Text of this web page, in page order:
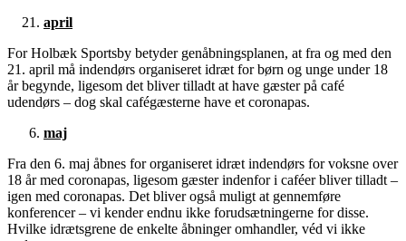
april
For Holbæk Sportsby betyder genåbningsplanen, at fra og med den
21. april må indendørs organiseret idræt for børn og unge under 18
år begynde, ligesom det bliver tilladt at have gæster på café
udendørs – dog skal cafégæsterne have et coronapas.
maj
Fra den 6. maj åbnes for organiseret idræt indendørs for voksne over
18 år med coronapas, ligesom gæster indenfor i caféer bliver tilladt –
igen med coronapas. Det bliver også muligt at gennemføre
konferencer – vi kender endnu ikke forudsætningerne for disse.
Hvilke idrætsgrene de enkelte åbninger omhandler, véd vi ikke